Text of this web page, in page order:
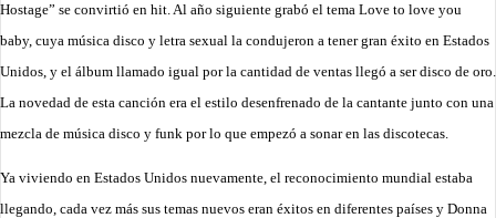
Hostage” se convirtió en hit. Al año siguiente grabó el tema Love to love you
baby, cuya música disco y letra sexual la condujeron a tener gran éxito en Estados
Unidos, y el álbum llamado igual por la cantidad de ventas llegó a ser disco de oro.
La novedad de esta canción era el estilo desenfrenado de la cantante junto con una
mezcla de música disco y funk por lo que empezó a sonar en las discotecas.
Ya viviendo en Estados Unidos nuevamente, el reconocimiento mundial estaba
llegando, cada vez más sus temas nuevos eran éxitos en diferentes países y Donna